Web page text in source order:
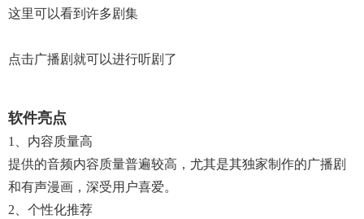
这里可以看到许多剧集
点击广播剧就可以进行听剧了
软件亮点
1、内容质量高
提供的音频内容质量普遍较高，尤其是其独家制作的广播剧
和有声漫画，深受用户喜爱。
2、个性化推荐